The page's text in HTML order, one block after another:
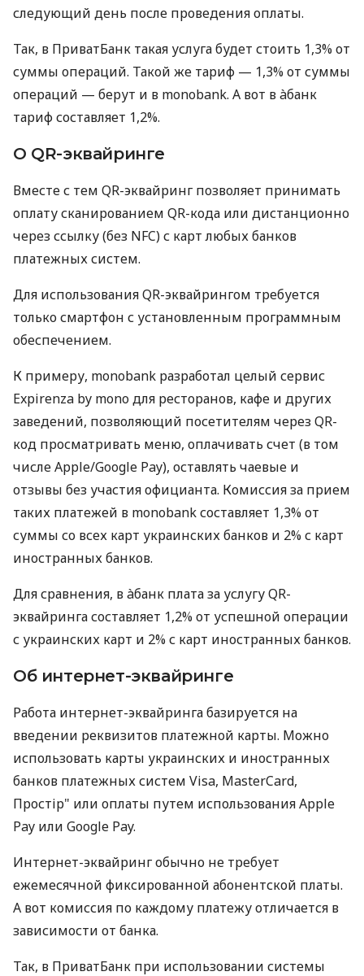
следующий день после проведения оплаты.
Так, в ПриватБанк такая услуга будет стоить 1,3% от
суммы операций. Такой же тариф — 1,3% от суммы
операций — берут и в monobank. А вот в àбанк
тариф составляет 1,2%.
О QR-эквайринге
Вместе с тем QR-эквайринг позволяет принимать
оплату сканированием QR-кода или дистанционно
через ссылку (без NFC) с карт любых банков
платежных систем.
Для использования QR-эквайрингом требуется
только смартфон с установленным программным
обеспечением.
К примеру, monobank разработал целый сервис
Expirenza by mono для ресторанов, кафе и других
заведений, позволяющий посетителям через QR-
код просматривать меню, оплачивать счет (в том
числе Apple/Google Pay), оставлять чаевые и
отзывы без участия официанта. Комиссия за прием
таких платежей в monobank составляет 1,3% от
суммы со всех карт украинских банков и 2% с карт
иностранных банков.
Для сравнения, в àбанк плата за услугу QR-
эквайринга составляет 1,2% от успешной операции
с украинских карт и 2% с карт иностранных банков.
Об интернет-эквайринге
Работа интернет-эквайринга базируется на
введении реквизитов платежной карты. Можно
использовать карты украинских и иностранных
банков платежных систем Visa, MasterCard,
Простір" или оплаты путем использования Apple
Pay или Google Pay.
Интернет-эквайринг обычно не требует
ежемесячной фиксированной абонентской платы.
А вот комиссия по каждому платежу отличается в
зависимости от банка.
Так, в ПриватБанк при использовании системы